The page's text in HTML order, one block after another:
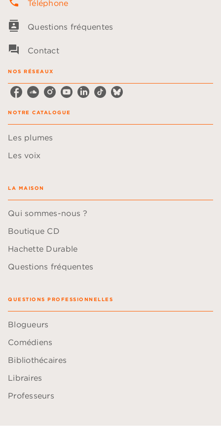
Téléphone
contacts Questions fréquentes
question_answer Contact
NOS RÉSEAUX
NOTRE CATALOGUE
Les plumes
Les voix
LA MAISON
Qui sommes-nous ?
Boutique CD
Hachette Durable
Questions fréquentes
QUESTIONS PROFESSIONNELLES
Blogueurs
Comédiens
Bibliothécaires
Libraires
Professeurs